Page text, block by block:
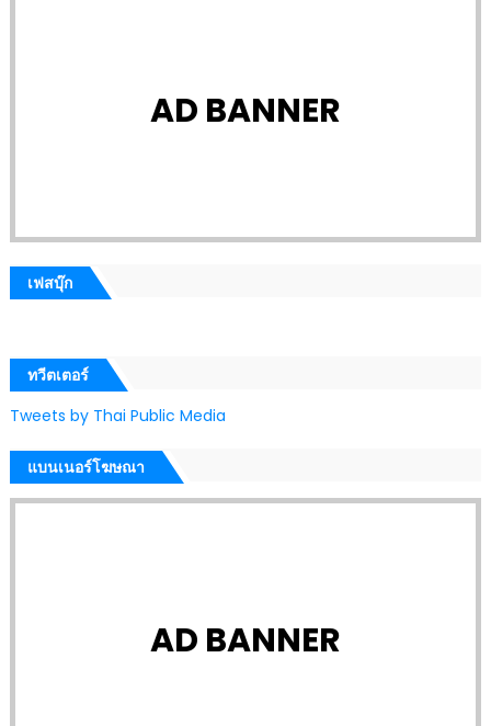
AD BANNER
เฟสบุ๊ก
ทวีตเตอร์
Tweets by Thai Public Media
แบนเนอร์โฆษณา
AD BANNER